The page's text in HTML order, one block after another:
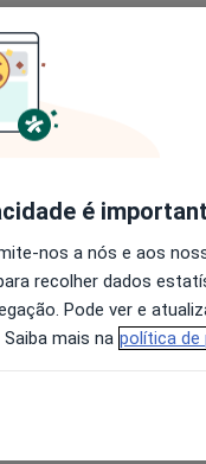
é
nos a nós e aos
recolher dados
Pode ver e
mais na política de